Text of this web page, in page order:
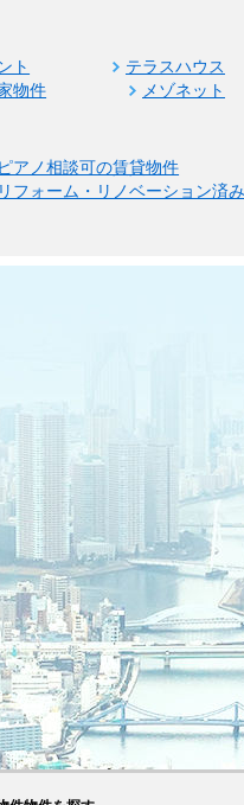
ト テラスハウス
物件 メゾネット
ピアノ相談可の賃貸物件
リフォーム・リノベーション済